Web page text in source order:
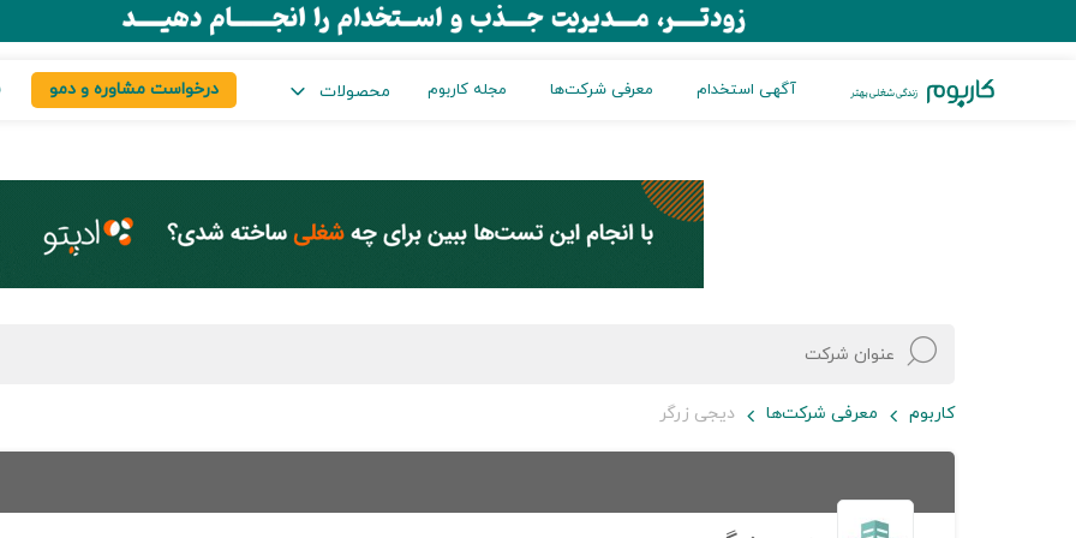
آگهی استخدام معرفی شرکت‌ها مجله کاربوم محصولات درخواست مشاوره و دمو
کاربوم معرفی شرکت‌ها دیجی زرگر